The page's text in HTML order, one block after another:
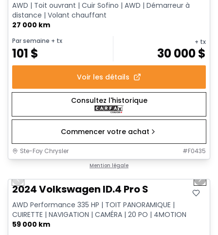
AWD | Toit ouvrant | Cuir Sofino | AWD | Démarreur à
distance | Volant chauffant
27 000 km
Par semaine + tx
101 $
+ tx
30 000$
Voir les détails
Consultez l'historique
Commencer votre achat
Ste-Foy Chrysler #F0435
Mention légale
Previous slide Next
2024 Volkswagen ID.4 Pro S
AWD Performance 335 HP | TOIT PANORAMIQUE |
CUIRETTE | NAVIGATION | CAMÉRA | 20 PO | 4MOTION
59 000 km